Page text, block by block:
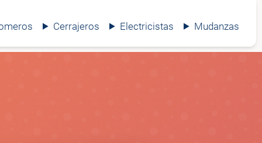
Cerrajeros Electricistas Mudanzas